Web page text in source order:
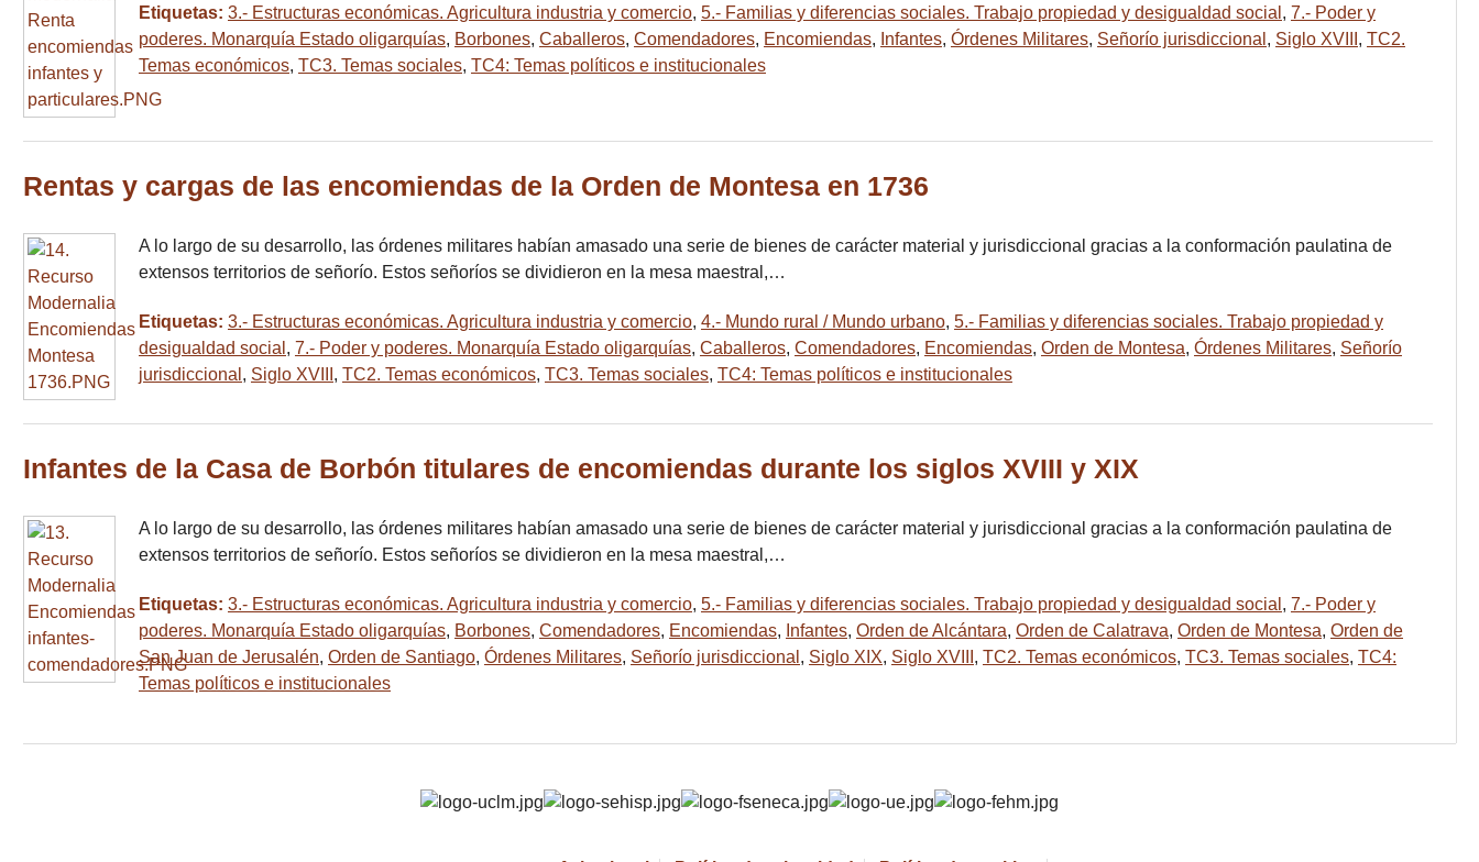
Etiquetas: 3.- Estructuras económicas. Agricultura industria y comercio, 5.- Familias y diferencias sociales. Trabajo propiedad y desigualdad social , 7.- Poder y
poderes. Monarquía Estado oligarquías, Borbones, Caballeros, Comendadores, Encomiendas, Infantes, Órdenes Militares, Señorío jurisdiccional , Siglo XVIII , TC2.
Temas económicos, TC3. Temas sociales, TC4: Temas políticos e institucionales
Rentas y cargas de las encomiendas de la Orden de Montesa en 1736
A lo largo de su desarrollo, las órdenes militares habían amasado una serie de bienes de carácter material y jurisdiccional gracias a la conformación paulatina de
extensos territorios de señorío. Estos señoríos se dividieron en la mesa maestral,…
Etiquetas: 3.- Estructuras económicas. Agricultura industria y comercio, 4.- Mundo rural / Mundo urbano, 5.- Familias y diferencias sociales. Trabajo propiedad y
desigualdad social , 7.- Poder y poderes. Monarquía Estado oligarquías, Caballeros, Comendadores, Encomiendas, Orden de Montesa, Órdenes Militares, Señorío
jurisdiccional , Siglo XVIII , TC2. Temas económicos, TC3. Temas sociales, TC4: Temas políticos e institucionales
Infantes de la Casa de Borbón titulares de encomiendas durante los siglos XVIII y XIX
A lo largo de su desarrollo, las órdenes militares habían amasado una serie de bienes de carácter material y jurisdiccional gracias a la conformación paulatina de
extensos territorios de señorío. Estos señoríos se dividieron en la mesa maestral,…
Etiquetas: 3.- Estructuras económicas. Agricultura industria y comercio, 5.- Familias y diferencias sociales. Trabajo propiedad y desigualdad social , 7.- Poder y
poderes. Monarquía Estado oligarquías, Borbones, Comendadores, Encomiendas, Infantes, Orden de Alcántara, Orden de Calatrava, Orden de Montesa, Orden de
San Juan de Jerusalén, Orden de Santiago, Órdenes Militares, Señorío jurisdiccional , Siglo XIX, Siglo XVIII , TC2. Temas económicos, TC3. Temas sociales, TC4:
Temas políticos e institucionales